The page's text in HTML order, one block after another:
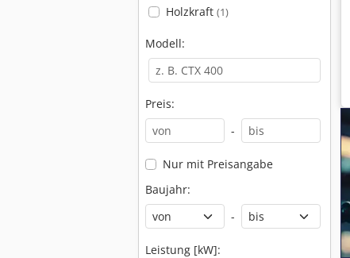
Holzkraft (1)
Modell:
Preis:
-
Nur mit Preisangabe
Baujahr:
-
Leistung [kW]: